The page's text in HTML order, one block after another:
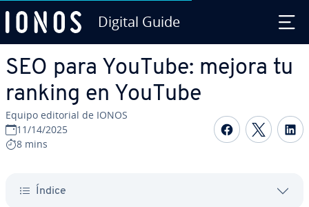
Digital Guide
SEO para YouTube: mejora tu
ranking en YouTube
Equipo editorial de IONOS
11/14/2025
8 mins
Compartir
Índice